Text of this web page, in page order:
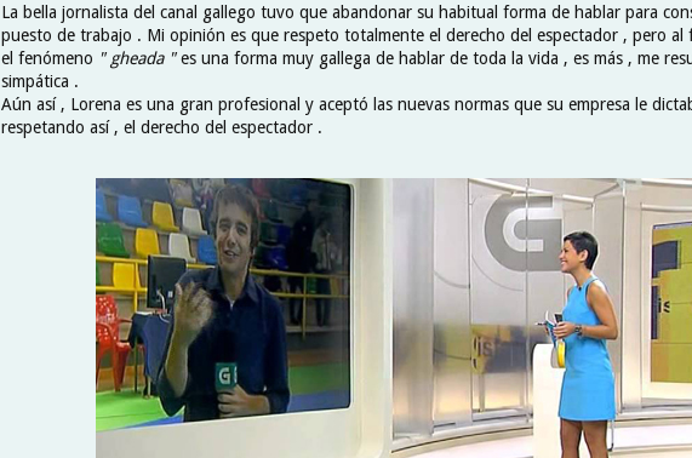
La bella jornalista del canal gallego tuvo que abandonar su habitual forma de hablar para
puesto de trabajo . Mi opinión es que respeto totalmente el derecho del espectador , pero al
el fenómeno " gheada "es una forma muy gallega de hablar de toda la vida , es más , me
simpática .
Aún así , Lorena es una gran profesional y aceptó las nuevas normas que su empresa le
respetando así , el derecho del espectador .